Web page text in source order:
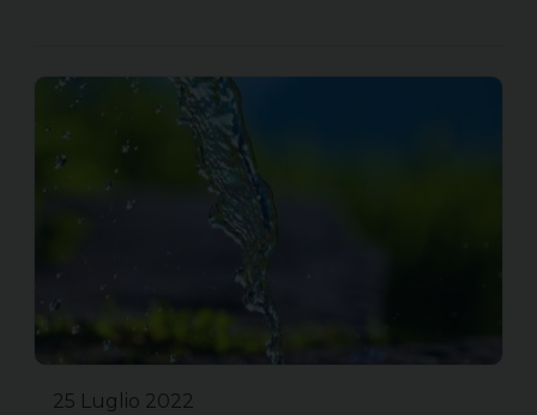
25 Luglio 2022